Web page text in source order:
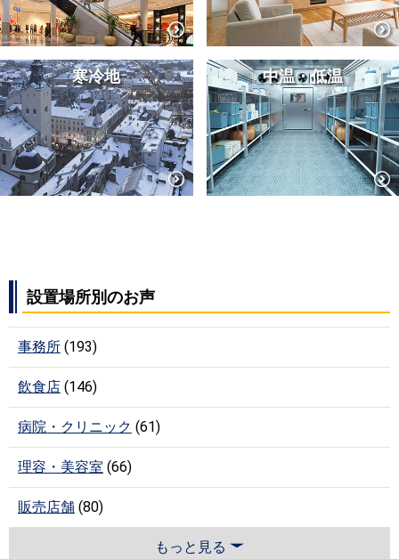
寒冷地 中温・低温
設置場所別のお声
事務所 (193)
飲食店 (146)
病院・クリニック (61)
理容・美容室 (66)
販売店舗 (80)
もっと見る